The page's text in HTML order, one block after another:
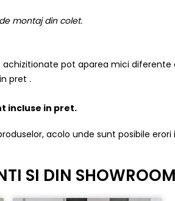
montaj din colet.
pot aparea mici diferente
pret .
incluse in pret.
acolo unde sunt posibile
SI DIN SHOWROOM